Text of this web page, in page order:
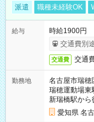
派遣 職種未経験OK
給与
時給1900円
交通費別
交通費 交通
勤務地
名古屋市瑞穂
瑞穂運動場東
新瑞橋駅から
愛知県 名